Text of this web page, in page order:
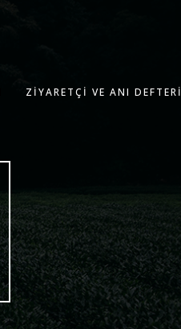
ZIYARETÇI VE ANI DEFTERI